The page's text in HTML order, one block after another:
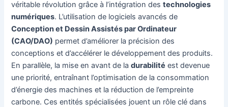
véritable révolution grâce à l’intégration destechnologies
numériques. L’utilisation de logiciels avancés de
Conception et Dessin Assistés par Ordinateur
(CAO/DAO) permet d’améliorer la précision des
conceptions et d’accélérer le développement des produits.
En parallèle, la mise en avant de ladurabilité est devenue
une priorité, entraînant l’optimisation de la consommation
d’énergie des machines et la réduction de l’empreinte
carbone. Ces entités spécialisées jouent un rôle clé dans